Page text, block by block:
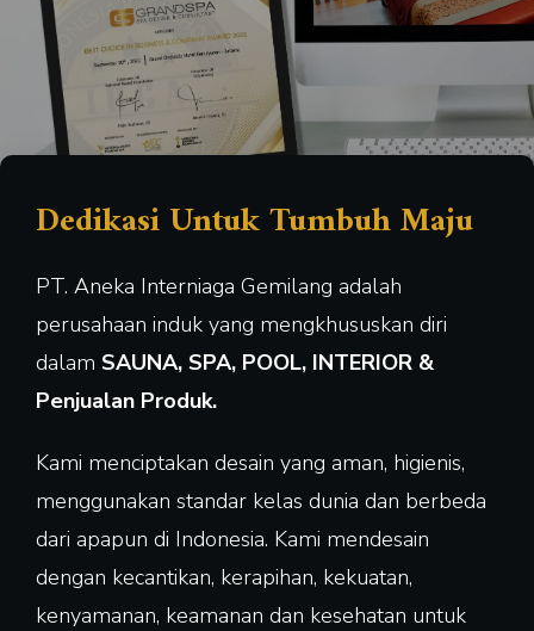
Dedikasi Untuk Tumbuh Maju
PT. Aneka Interniaga Gemilang adalah
perusahaan induk yang mengkhususkan diri
dalam SAUNA, SPA, POOL, INTERIOR &
Penjualan Produk.
Kami menciptakan desain yang aman, higienis,
menggunakan standar kelas dunia dan berbeda
dari apapun di Indonesia. Kami mendesain
dengan kecantikan, kerapihan, kekuatan,
kenyamanan, keamanan dan kesehatan untuk